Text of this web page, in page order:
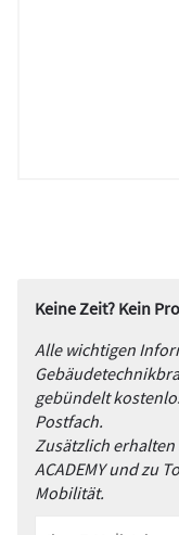
Keine Zeit? Kein
Alle wichtigen
gebündelt
Postfach.
Zusätzlich erhalten
ACADEMY und zu
Mobilität.